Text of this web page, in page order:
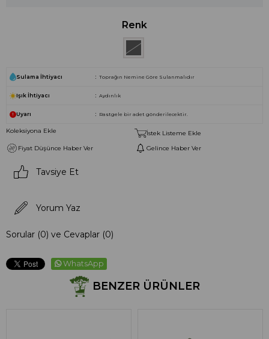
Renk
Sulama İhtiyacı Toprağın Nemine Göre Sulanmalıdır
Işık İhtiyacı Aydınlık
Uyarı Rastgele bir adet gönderilecektir.
Koleksiyona Ekle
İstek Listeme Ekle
Fiyat Düşünce Haber Ver
Gelince Haber Ver
Tavsiye Et
Yorum Yaz
Sorular (0) ve Cevaplar (0)
WhatsApp
BENZER ÜRÜNLER